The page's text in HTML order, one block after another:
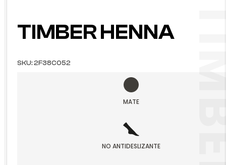
TIMBER HENNA
SKU: 2F38C052
MATE
NO ANTIDESLIZANTE